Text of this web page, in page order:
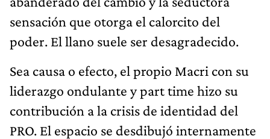
sensación que otorga el calorcito del
poder. El llano suele ser desagradecido.
Sea causa o efecto, el propio Macri con su
liderazgo ondulante y part time hizo su
contribución a la crisis de identidad del
PRO. El espacio se desdibujó internamente